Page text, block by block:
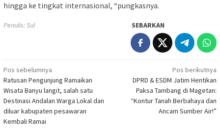
hingga ke tingkat internasional, “pungkasnya.
Penulis: Sul SEBARKAN
Navigasi
pos
Pos sebelumnya
Ratusan Pengunjung Ramaikan
Wisata Banyu langit, salah satu
Destinasi Andalan Warga Lokal dan
diluar kabupaten pesawaran
Kembali Ramai
Pos berikutnya
DPRD & ESDM Jatim Hentikan
Paksa Tambang di Magetan:
“Kontur Tanah Berbahaya dan
Ancam Sumber Air!”